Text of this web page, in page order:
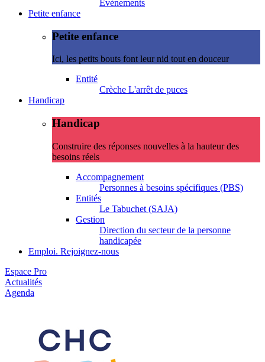
Evénements
Petite enfance
Petite enfance
Ici, les petits bouts font leur nid tout en douceur
Entité
Crèche L'arrêt de puces
Handicap
Handicap
Construire des réponses nouvelles à la hauteur des
besoins réels
Accompagnement
Personnes à besoins spécifiques (PBS)
Entités
Le Tabuchet (SAJA)
Gestion
Direction du secteur de la personne
handicapée
Emploi. Rejoignez-nous
Espace Pro
Actualités
Agenda